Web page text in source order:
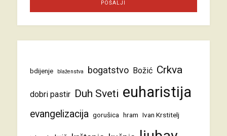
bdijenje blaženstva bogatstvo Božić Crkva
dobri pastir Duh Sveti euharistija
evangelizacija gorušica hram Ivan Krstitelj